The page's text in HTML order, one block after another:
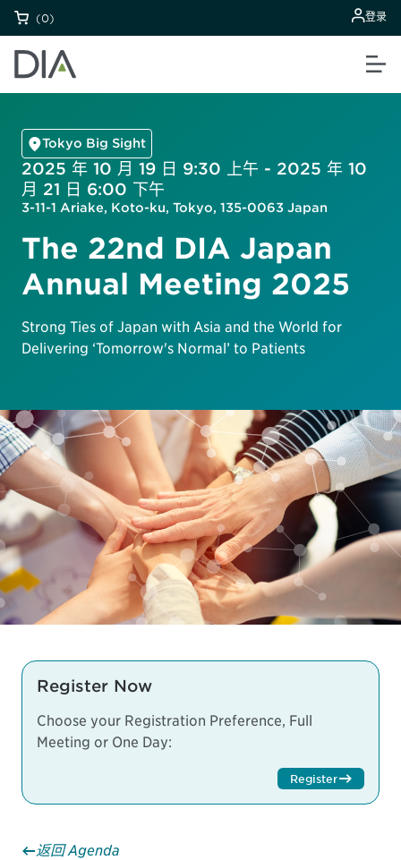
(0) 登录
Tokyo Big Sight
2025 年 10 月 19 日 9:30 上午 - 2025 年 10
月 21 日 6:00 下午
3-11-1 Ariake, Koto-ku, Tokyo, 135-0063 Japan
The 22nd DIA Japan
Annual Meeting 2025
Strong Ties of Japan with Asia and the World for
Delivering ‘Tomorrow's Normal’ to Patients
Register Now
Choose your Registration Preference, Full
Meeting or One Day:
Register
返回 Agenda